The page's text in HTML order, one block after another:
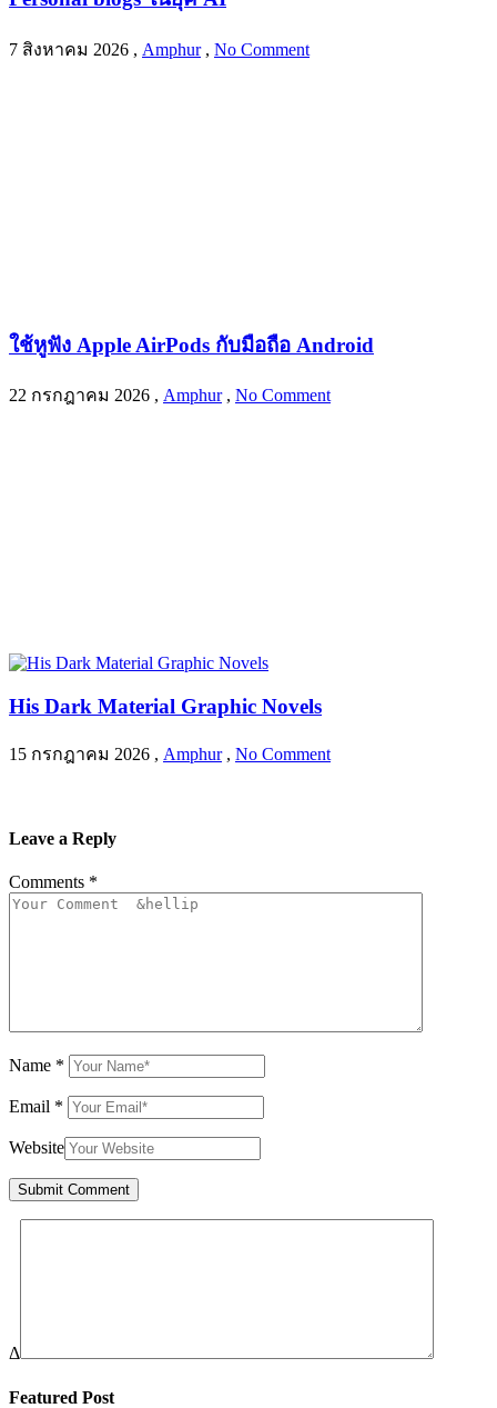
7 สิงหาคม 2026 , Amphur , No Comment
ใช้หูฟัง Apple AirPods กับมือถือ Android
22 กรกฎาคม 2026 , Amphur , No Comment
His Dark Material Graphic Novels
15 กรกฎาคม 2026 , Amphur , No Comment
Leave a Reply
Comments *
Name *
Email *
Website
Δ
Featured Post